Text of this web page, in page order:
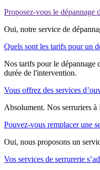
Proposez-vous le dépannage
Oui, notre service de
Quels sont les tarifs pour un
Nos tarifs pour le dépannage
durée de l'intervention.
Vous offrez des services
Absolument. Nos serruriers à
Pouvez-vous remplacer une
Oui, nous proposons un
Vos services de serrurerie